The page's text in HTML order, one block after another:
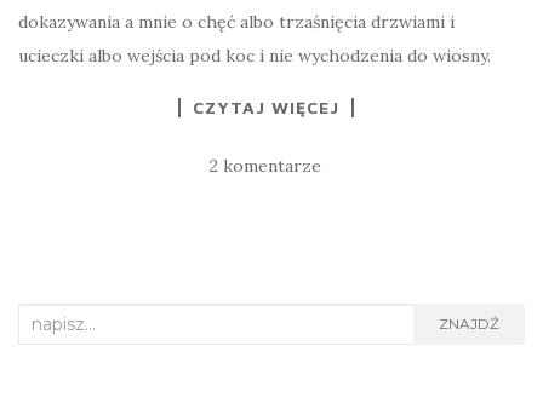
dokazywania a mnie o chęć albo trzaśnięcia drzwiami i
ucieczki albo wejścia pod koc i nie wychodzenia do wiosny.
CZYTAJ WIĘCEJ
2 komentarze
Search for: ZNAJDŹ